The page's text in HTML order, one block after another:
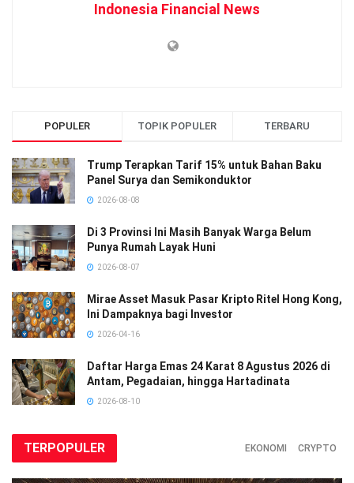
Indonesia Financial News
POPULER TOPIK POPULER TERBARU
Trump Terapkan Tarif 15% untuk Bahan Baku
Panel Surya dan Semikonduktor
2026-08-08
Di 3 Provinsi Ini Masih Banyak Warga Belum
Punya Rumah Layak Huni
2026-08-07
Mirae Asset Masuk Pasar Kripto Ritel Hong Kong,
Ini Dampaknya bagi Investor
2026-04-16
Daftar Harga Emas 24 Karat 8 Agustus 2026 di
Antam, Pegadaian, hingga Hartadinata
2026-08-10
TERPOPULER EKONOMI CRYPTO